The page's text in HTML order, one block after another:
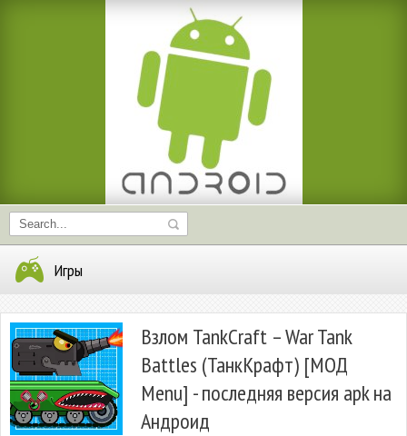
Игры
Взлом TankCraft – War Tank
Battles (ТанкКрафт) [МОД
Menu] - последняя версия apk на
Андроид